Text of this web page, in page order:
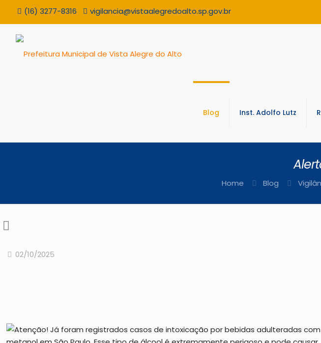
(16) 3277-8316 vigilancia@vistaalegredoalto.sp.gov.br
Blog Inst. Adolfo Lutz
Home Blog
02/10/2025